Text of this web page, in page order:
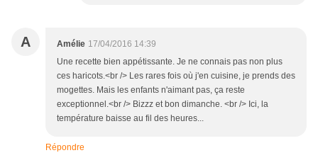
A Amélie 17/04/2016 14:39
Une recette bien appétissante. Je ne connais pas non plus
ces haricots.<br /> Les rares fois où j'en cuisine, je prends des
mogettes. Mais les enfants n'aimant pas, ça reste
exceptionnel.<br /> Bizzz et bon dimanche. <br /> Ici, la
température baisse au fil des heures...
Répondre